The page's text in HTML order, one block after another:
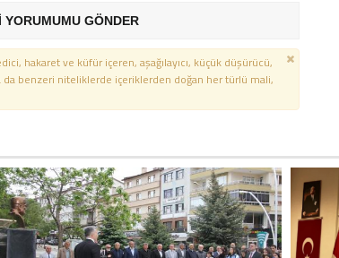
GÖNDER
hakaret ve küfür içeren, aşağılayıcı, küçük düşürücü,
da benzeri niteliklerde içeriklerden doğan her türlü mali,